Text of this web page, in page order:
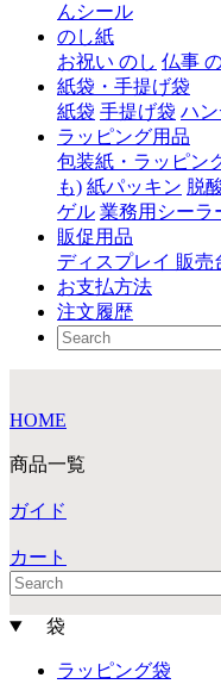
んシール
のし紙
お祝い のし 仏事
紙袋・手提げ袋
紙袋 手提げ袋 ハ
ラッピング用品
包装紙・ラッピン
も) 紙パッキン 脱
ゲル 業務用シーラ
販促用品
ディスプレイ 販売
お支払方法
注文履歴
HOME
商品一覧
ガイド
カート
袋
ラッピング袋